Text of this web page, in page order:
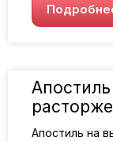
Апостиль на